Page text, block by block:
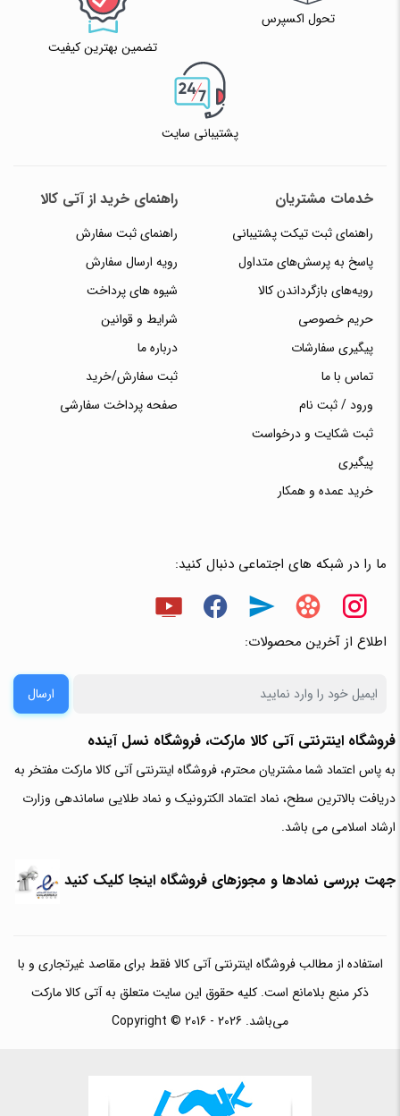
تحول اکسپرس
تضمین بهترین کیفیت
پشتیبانی سایت
خدمات مشتریان
راهنمای ثبت تیکت پشتیبانی
پاسخ به پرسش‌های متداول
رویه‌های بازگرداندن کالا
حریم خصوصی
پیگیری سفارشات
تماس با ما
ورود / ثبت نام
ثبت شکایت و درخواست
پیگیری
خرید عمده و همکار
راهنمای خرید از آتی کالا
راهنمای ثبت سفارش
رویه ارسال سفارش
شیوه های پرداخت
شرایط و قوانین
درباره ما
ثبت سفارش/خرید
صفحه پرداخت سفارشی
ما را در شبکه های اجتماعی دنبال کنید:
اطلاع از آخرین محصولات:
ارسال
فروشگاه اینترنتی آتی‌ کالا مارکت، فروشگاه نسل آینده
به پاس اعتماد شما مشتریان محترم، فروشگاه اینترنتی آتی کالا مارکت مفتخر به
دریافت بالاترین سطح، نماد اعتماد الکترونیک و نماد طلایی ساماندهی وزارت
ارشاد اسلامی می باشد.
جهت بررسی نمادها و مجوزهای فروشگاه اینجا کلیک کنید
استفاده از مطالب فروشگاه اینترنتی آتی کالا فقط برای مقاصد غیرتجاری و با
ذکر منبع بلامانع است. کلیه حقوق این سایت متعلق به آتی کالا مارکت
می‌باشد. Copyright © 2016 - 2026